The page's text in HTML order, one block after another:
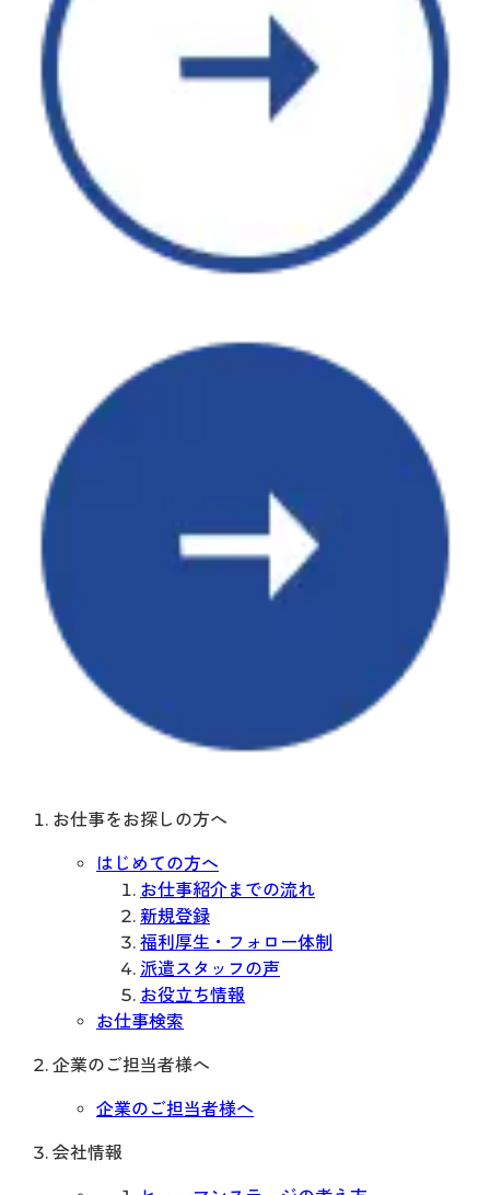
お仕事をお探しの方へ
はじめての方へ
お仕事紹介までの流れ
新規登録
福利厚生・フォロー体制
派遣スタッフの声
お役立ち情報
お仕事検索
企業のご担当者様へ
企業のご担当者様へ
会社情報